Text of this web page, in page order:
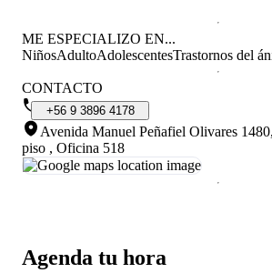
Agenda tu hora
ME ESPECIALIZO EN...
NiñosAdultoAdolescentesTrastornos del
CONTACTO
+56 9 3896 4178
Avenida Manuel Peñafiel Olivares
piso , Oficina 518